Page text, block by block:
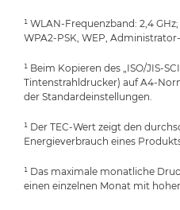
¹ WLAN-Frequenzband: 2,4
WPA2-PSK, WEP,
¹ Beim Kopieren des „ISO/JIS-
Tintenstrahldrucker) auf A4-
der Standardeinstellungen.
¹ Der TEC-Wert zeigt den
Energieverbrauch eines
¹ Das maximale monatliche
einen einzelnen Monat mit